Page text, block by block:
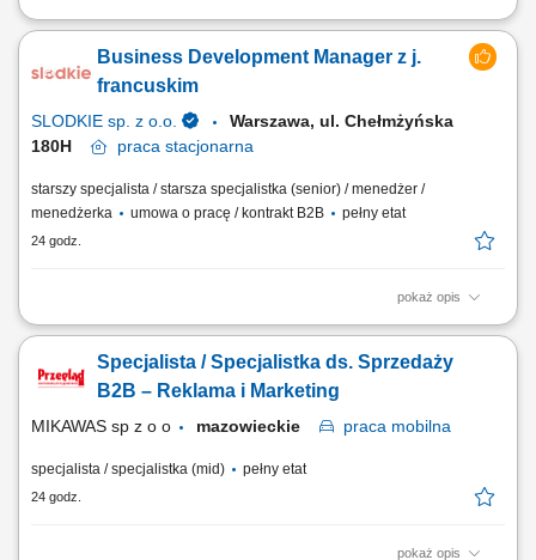
Twoje zadania: Aktywne prowadzenie rozmów telefonicznych z
klientami, Budowanie i utrzymywanie relacji z klientami, Współpraca z
zespołem sprzedażowym. Oczekujemy: Biegłej znajomości języka
polskiego, Otwartości na kontakt z ludźmi, Wysokiej kultury osobistej i
Business Development Manager z j.
francuskim
SLODKIE sp. z o.o.
Warszawa, ul. Chełmżyńska
180H
praca stacjonarna
starszy specjalista / starsza specjalistka (senior) / menedżer /
menedżerka
umowa o pracę / kontrakt B2B pełny etat
24 godz.
pokaż opis
Jak wygląda Twój dzień? Prowadzenie rozmów handlowych:
klientów; Wyszukiwanie nowych szans sprzedażowych oraz inicjowanie
kontaktu z potencjalnymi partnerami na rynkach zagranicznych; Udział
Specjalista / Specjalistka ds. Sprzedaży
B2B – Reklama i Marketing
MIKAWAS sp z o o mazowieckie praca mobilna
specjalista / specjalistka (mid) pełny etat
24 godz.
pokaż opis